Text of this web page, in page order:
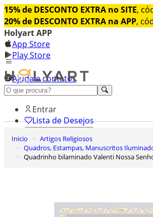
15% de DESCONTO EXTRA no SITE,
20% de DESCONTO EXTRA na APP,
Holyart APP
App Store
Play Store
Ajuda e contatos
Conheça premium
Entrar
Lista de Desejos
0
Carrinho de Compras
Inicio
Artigos Religiosos
Quadros, Estampas, Manuscritos
Quadrinho bilaminado Valenti Nossa